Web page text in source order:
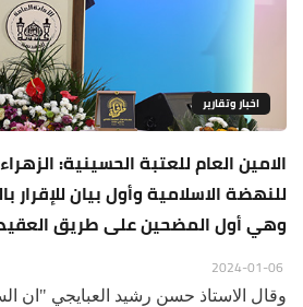
اخبار وتقارير
الامين العام للعتبة الحسينية:
للنهضة الاسلامية وأول بيان للإقرار
وهي أول المضحين على طريق
وقال الاستاذ حسن رشيد العبايجي "ان